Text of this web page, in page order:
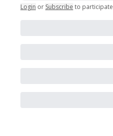
Login or Subscribe to participate